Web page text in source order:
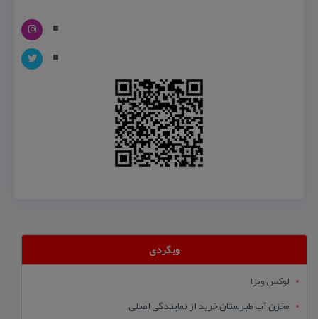
وبگردی
لوکس ویزا
مخزن آب طبرستان خرید از نمایندگی اصلی